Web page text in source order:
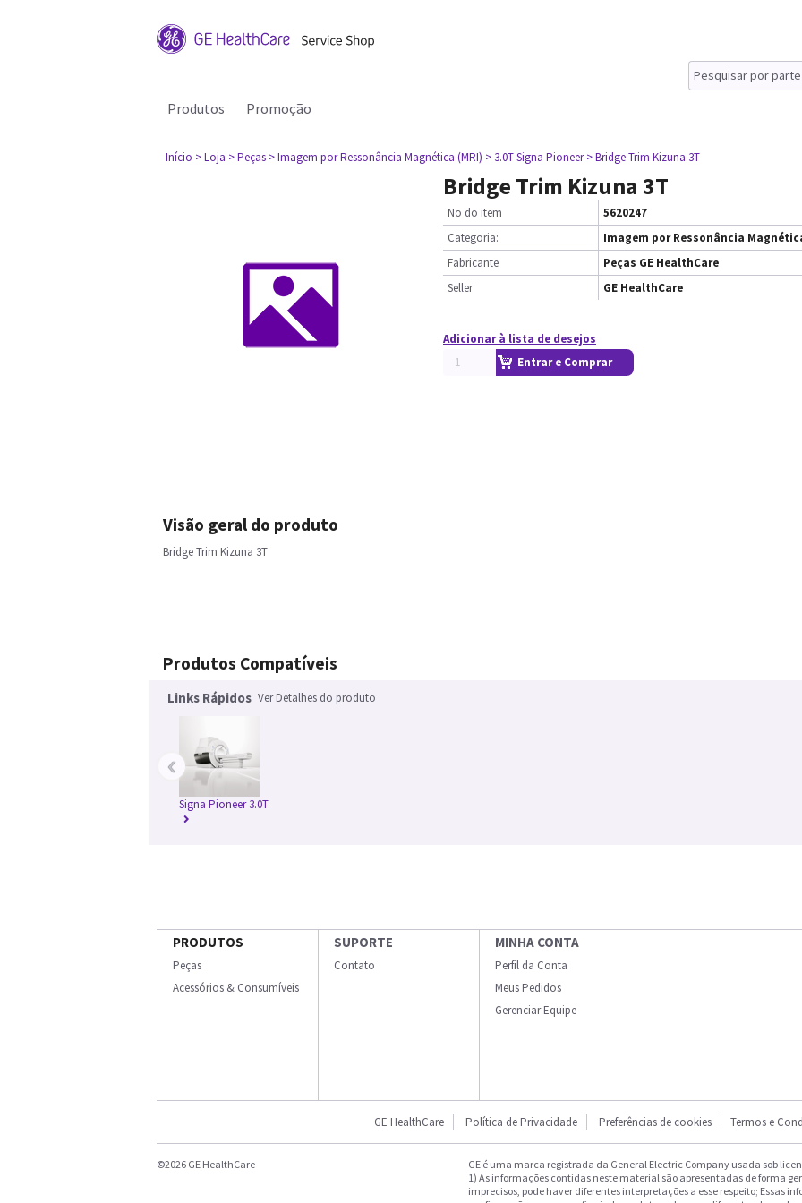
Produtos Promoção
Início > Loja > Peças > Imagem por Ressonância Magnética (MRI) > 3.0T Signa Pioneer > Bridge Trim Kizuna 3T
Bridge Trim Kizuna 3T
No do item
5620247
Categoria:
Imagem por Ressonância
Fabricante
Peças GE HealthCare
Seller
GE HealthCare
Adicionar à lista de desejos
Entrar e Comprar
Visão geral do produto
Bridge Trim Kizuna 3T
Produtos Compatíveis
Links Rápidos Ver Detalhes do produto
Signa Pioneer 3.0T
‹
PRODUTOS
Peças
Acessórios & Consumíveis
SUPORTE
Contato
MINHA CONTA
Perfil da Conta
Meus Pedidos
Gerenciar Equipe
GE HealthCare Política de Privacidade Preferências de cookies Termos e
©2026 GE HealthCare
GE é uma marca registrada da General Electric Company usada sob
1) As informações contidas neste material são apresentadas de forma
imprecisos, pode haver diferentes interpretações a esse respeito; Essas